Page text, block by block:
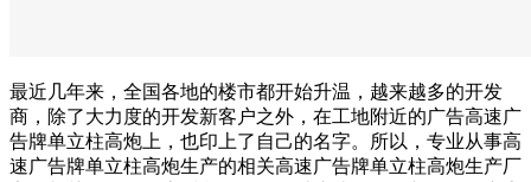
最近几年来，全国各地的楼市都开始升温，越来越多的开发
商，除了大力度的开发新客户之外，在工地附近的广告高速广
告牌单立柱高炮上，也印上了自己的名字。所以，专业从事高
速广告牌单立柱高炮生产的相关高速广告牌单立柱高炮生产厂